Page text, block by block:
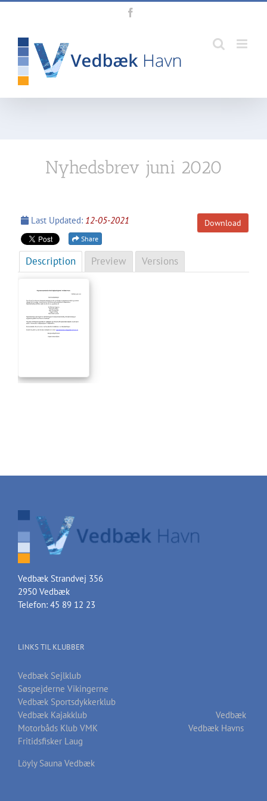
Skip
Nyhedsbrev juni 2020
Download
Last Updated: 12-05-2021
Share
Description Preview Versions
Vedbæk Strandvej 356
2950 Vedbæk
Telefon: 45 89 12 23
LINKS TIL KLUBBER
Vedbæk Sejlklub
Søspejderne Vikingerne
Vedbæk Sportsdykkerklub
Vedbæk Kajakklub
Vedbæk
Motorbåds Klub VMK
Vedbæk Havns
Fritidsfisker Laug
Löyly Sauna Vedbæk